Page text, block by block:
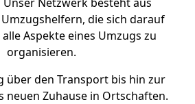
die sich darauf
Aspekte eines Umzugs zu
organisieren.
über den Transport bis hin zur
neuen Zuhause in Ortschaften.